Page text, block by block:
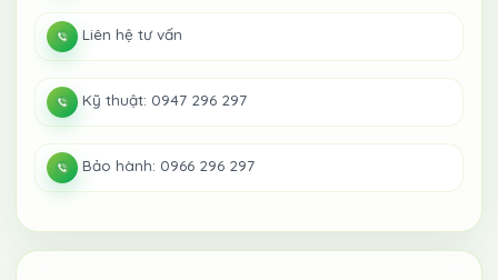
Liên hệ tư vấn
Kỹ thuật: 0947 296 297
Bảo hành: 0966 296 297